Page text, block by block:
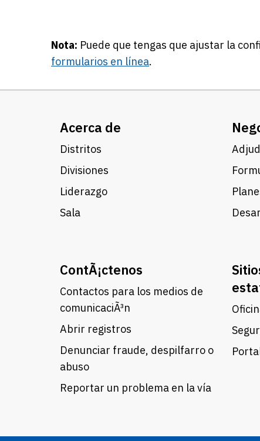
Nota: Puede que tengas que ajustar la
formularios en línea.
Acerca de
Distritos
Divisiones
Liderazgo
Sala
ContÃ¡ctenos
Contactos para los medios de
comunicaciÃ³n
Abrir registros
Denunciar fraude, despilfarro o
abuso
Reportar un problema en la vía